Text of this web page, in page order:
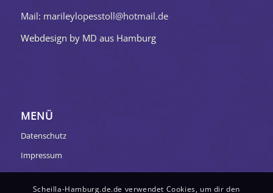
Mail: marileylopesstoll@hotmail.de
Webdesign by MD aus Hamburg
MENÜ
Datenschutz
Impressum
Scheilla-Hamburg.de.de verwendet Cookies, um dir den